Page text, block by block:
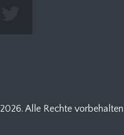
2026. Alle Rechte